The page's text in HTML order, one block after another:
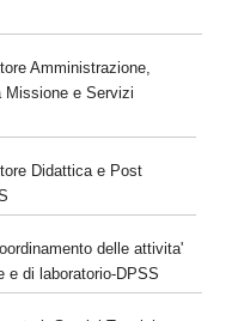
Amministrazione,
Missione e Servizi
Didattica e Post
delle attivita'
e di laboratorio-DPSS